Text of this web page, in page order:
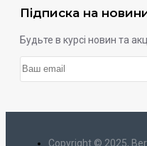
Підписка на
Будьте в курсі новин та
Copyright © 2025,